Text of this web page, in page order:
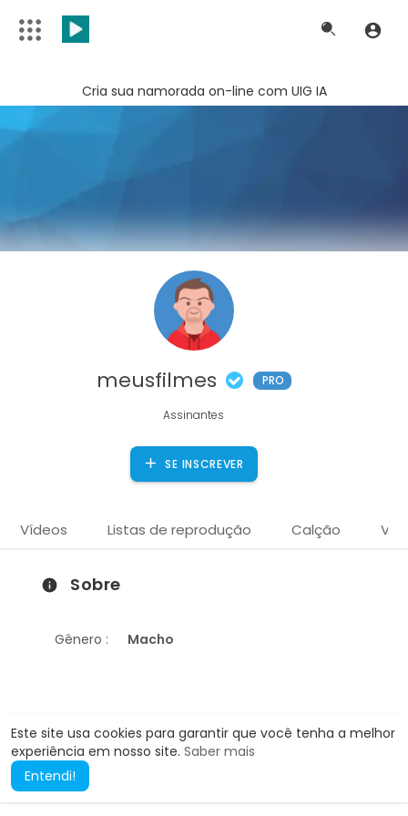
Este site usa cookies para garantir que você tenha a melhor
experiência em nosso site. Saber mais
Entendi!
Cria sua namorada on-line com UIG IA
meusfilmes PRO
Assinantes
SE INSCREVER
Vídeos Listas de reprodução Calção
Sobre
Gênero : Macho